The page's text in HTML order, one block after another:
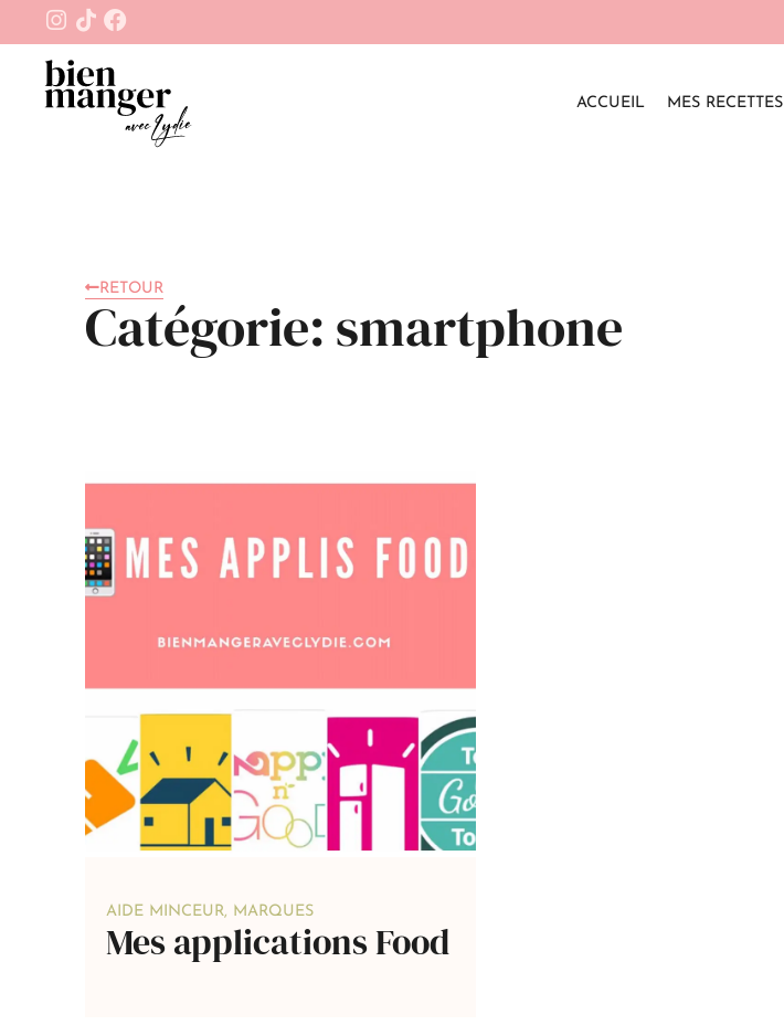
ACCUEIL MES RECETTES
RETOUR
Catégorie: smartphone
AIDE MINCEUR, MARQUES
Mes applications Food